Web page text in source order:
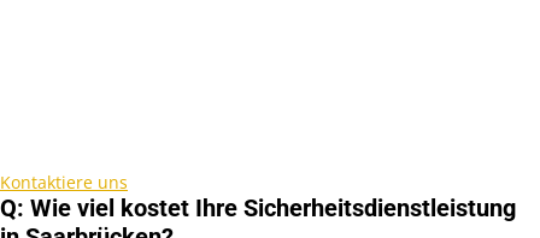
Kontaktiere uns
Q: Wie viel kostet Ihre Sicherheitsdienstleistung